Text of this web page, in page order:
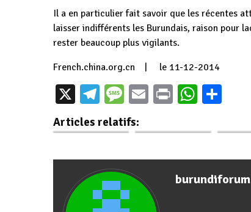
Il a en particulier fait savoir que les récentes
laisser indifférents les Burundais, raison pour
rester beaucoup plus vigilants.
French.china.org.cn | le 11-12-2014
X Telegram
Message
EmailPrint
Articles relatifs:
Les forces de
période cruciale…
Le Chef de l’État
Burundais et
burundiforum